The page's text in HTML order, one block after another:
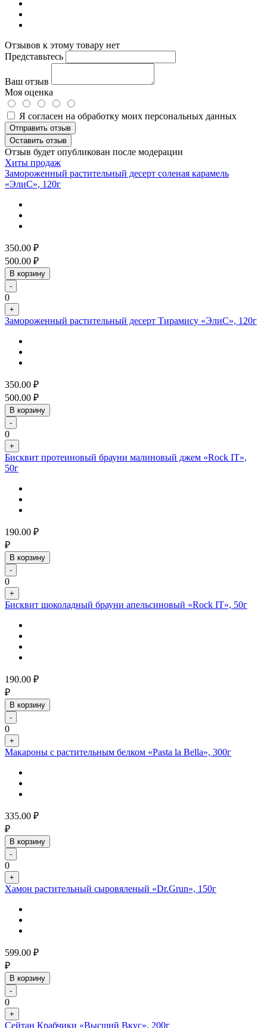
Отзывов к этому товару нет
Представьтесь
Ваш отзыв
Моя оценка
Я согласен на обработку моих персональных данных
Отправить отзыв
Оставить отзыв
Отзыв будет опубликован после модерации
Хиты продаж
Замороженный растительный десерт соленая карамель
«ЭлиС», 120г
350.00 ₽
500.00 ₽
В корзину
-
0
+
Замороженный растительный десерт Тирамису «ЭлиС», 120г
350.00 ₽
500.00 ₽
В корзину
-
0
+
Бисквит протеиновый брауни малиновый джем «Rock IT»,
50г
190.00 ₽
₽
В корзину
-
0
+
Бисквит шоколадный брауни апельсиновый «Rock IT», 50г
190.00 ₽
₽
В корзину
-
0
+
Макароны с растительным белком «Pasta la Bella», 300г
335.00 ₽
₽
В корзину
-
0
+
Хамон растительный сыровяленый «Dr.Grun», 150г
599.00 ₽
₽
В корзину
-
0
+
Сейтан Крабчики «Высший Вкус», 200г